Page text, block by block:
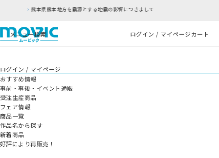
源とする地震の影響につきまして
メニュー検索 ログイン / マイページカート
ログイン / マイページ
おすすめ情報
事前・事後・イベント通販
受注生産商品
フェア情報
商品一覧
作品名から探す
新着商品
好評により再販売！